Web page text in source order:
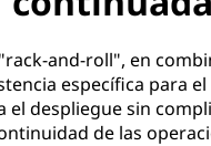
and-roll", en
específica para
el despliegue sin
de las